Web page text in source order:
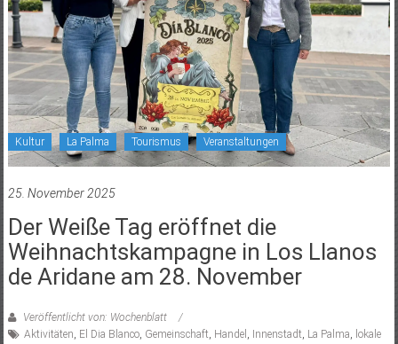
Kultur La Palma Tourismus Veranstaltungen
25. November 2025
Der Weiße Tag eröffnet die
Weihnachtskampagne in Los Llanos
de Aridane am 28. November
Veröffentlicht von: Wochenblatt
Aktivitäten, El Dia Blanco, Gemeinschaft, Handel , Innenstadt, La Palma, lokale